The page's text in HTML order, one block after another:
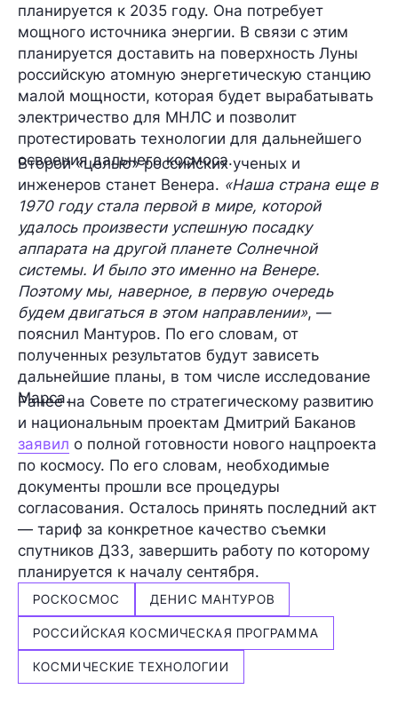
планируется к 2035 году. Она потребует
мощного источника энергии. В связи с этим
планируется доставить на поверхность Луны
российскую атомную энергетическую станцию
малой мощности, которая будет вырабатывать
электричество для МНЛС и позволит
протестировать технологии для дальнейшего
освоения дальнего космоса.
Второй «целью» российских ученых и
инженеров станет Венера. «Наша страна еще в
1970 году стала первой в мире, которой
удалось произвести успешную посадку
аппарата на другой планете Солнечной
системы. И было это именно на Венере.
Поэтому мы, наверное, в первую очередь
будем двигаться в этом направлении», —
пояснил Мантуров. По его словам, от
полученных результатов будут зависеть
дальнейшие планы, в том числе исследование
Марса.
Ранее на Совете по стратегическому развитию
и национальным проектам Дмитрий Баканов
заявил о полной готовности нового нацпроекта
по космосу. По его словам, необходимые
документы прошли все процедуры
согласования. Осталось принять последний акт
— тариф за конкретное качество съемки
спутников ДЗЗ, завершить работу по которому
планируется к началу сентября.
РОСКОСМОС ДЕНИС МАНТУРОВ
РОССИЙСКАЯ КОСМИЧЕСКАЯ ПРОГРАММА
КОСМИЧЕСКИЕ ТЕХНОЛОГИИ